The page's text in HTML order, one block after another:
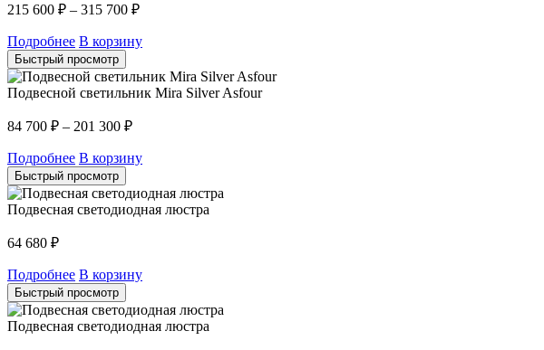
215 600 ₽ – 315 700 ₽
Подробнее В корзину
Быстрый просмотр
Подвесной светильник Mira Silver Asfour
84 700 ₽ – 201 300 ₽
Подробнее В корзину
Быстрый просмотр
Подвесная светодиодная люстра
64 680 ₽
Подробнее В корзину
Быстрый просмотр
Подвесная светодиодная люстра